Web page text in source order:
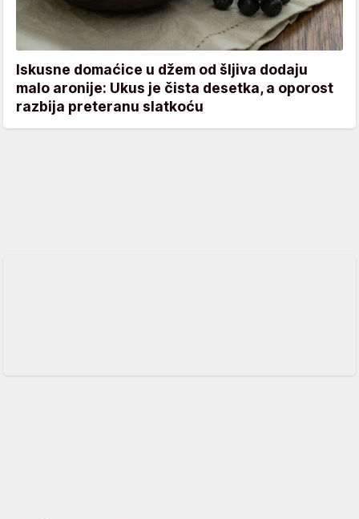
Iskusne domaćice u džem od šljiva dodaju
malo aronije: Ukus je čista desetka, a oporost
razbija preteranu slatkoću